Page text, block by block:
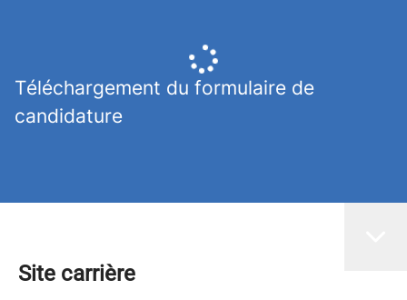
Téléchargement du formulaire de
candidature
Site carrière